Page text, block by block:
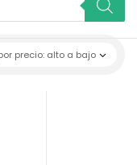
precio: alto a bajo